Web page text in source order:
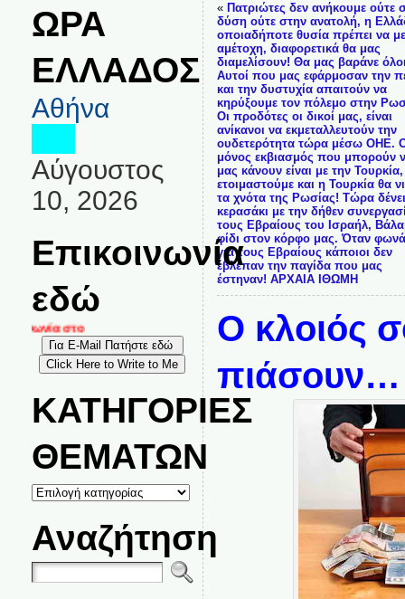
ΩΡΑ
ΕΛΛΑΔΟΣ
Αθήνα
Αύγουστος
10, 2026
Επικοινωνία
εδώ
στο
ΚΑΤΗΓΟΡΙΕΣ
ΘΕΜΑΤΩΝ
ΚΑΤΗΓΟΡΙΕΣ
ΘΕΜΑΤΩΝ
Αναζήτηση
« Πατριώτες δεν ανήκουμε ούτε
δύση ούτε στην ανατολή, η
οποιαδήποτε θυσία πρέπει να
αμέτοχη, διαφορετικά θα μας
διαμελίσουν! Θα μας βαράνε
Αυτοί που μας εφάρμοσαν την
και την δυστυχία απαιτούν να
κηρύξουμε τον πόλεμο στην
Οι προδότες οι δικοί μας, είναι
ανίκανοι να εκμεταλλευτούν την
ουδετερότητα τώρα μέσω ΟΗΕ.
μόνος εκβιασμός που μπορούν
μας κάνουν είναι με την
ετοιμαστούμε και η Τουρκία θα
τα χνότα της Ρωσίας! Τώρα
κερασάκι με την δήθεν
τους Εβραίους του Ισραήλ,
φίδι στον κόρφο μας. Όταν
για τους Εβραίους κάποιοι δεν
έβλεπαν την παγίδα που μας
έστηναν! ΑΡΧΑΙΑ ΙΘΩΜΗ
Ο κλοιός
πιάσουν…